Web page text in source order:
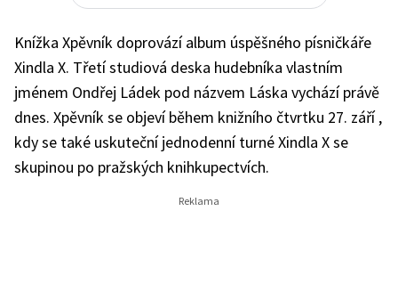
Knížka Xpěvník doprovází album úspěšného písničkáře
Xindla X. Třetí studiová deska hudebníka vlastním
jménem Ondřej Ládek pod názvem Láska vychází právě
dnes. Xpěvník se objeví během knižního čtvrtku 27. září ,
kdy se také uskuteční jednodenní turné Xindla X se
skupinou po pražských knihkupectvích.